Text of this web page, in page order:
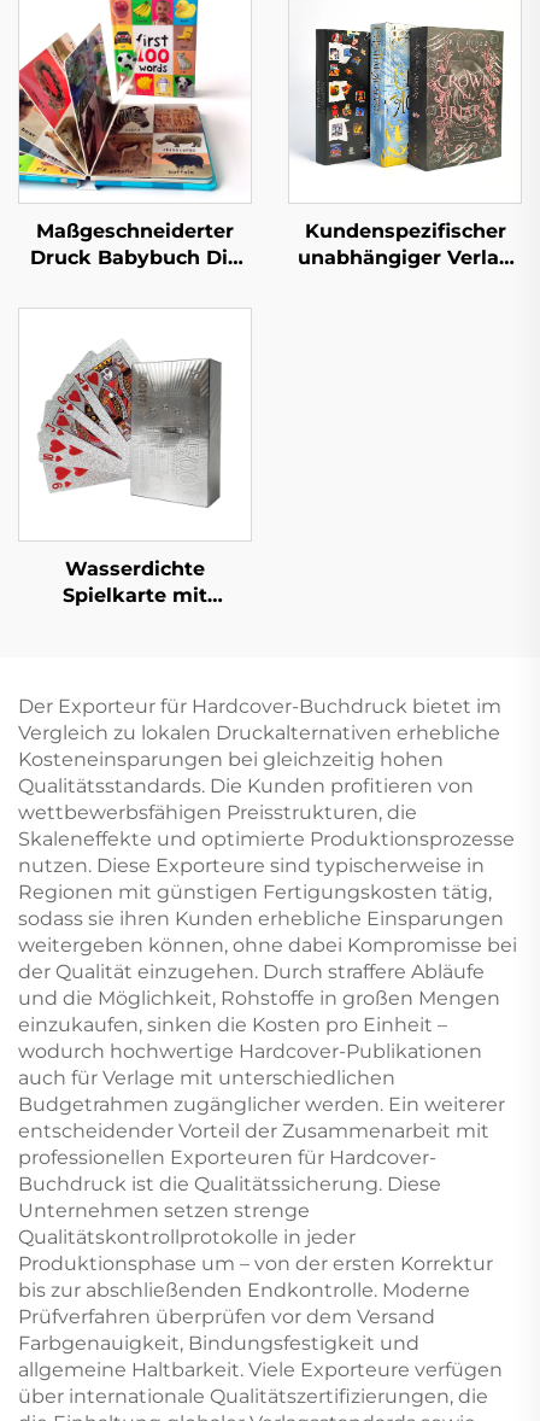
Maßgeschneiderter
Druck Babybuch Die
Wörter Lern-
Pappbilderbuch mit
Hartdeckel
Kundenspezifischer
unabhängiger Verlag
Wasserdichte
Spielkarte mit
Kunststoff,
benutzerdefinierte
Pokerspielkarte
Der Exporteur für Hardcover-Buchdruck bietet im
Vergleich zu lokalen Druckalternativen erhebliche
Kosteneinsparungen bei gleichzeitig hohen
Qualitätsstandards. Die Kunden profitieren von
wettbewerbsfähigen Preisstrukturen, die
Skaleneffekte und optimierte Produktionsprozesse
nutzen. Diese Exporteure sind typischerweise in
Regionen mit günstigen Fertigungskosten tätig,
sodass sie ihren Kunden erhebliche Einsparungen
weitergeben können, ohne dabei Kompromisse bei
der Qualität einzugehen. Durch straffere Abläufe
und die Möglichkeit, Rohstoffe in großen Mengen
einzukaufen, sinken die Kosten pro Einheit –
wodurch hochwertige Hardcover-Publikationen
auch für Verlage mit unterschiedlichen
Budgetrahmen zugänglicher werden. Ein weiterer
entscheidender Vorteil der Zusammenarbeit mit
professionellen Exporteuren für Hardcover-
Buchdruck ist die Qualitätssicherung. Diese
Unternehmen setzen strenge
Qualitätskontrollprotokolle in jeder
Produktionsphase um – von der ersten Korrektur
bis zur abschließenden Endkontrolle. Moderne
Prüfverfahren überprüfen vor dem Versand
Farbgenauigkeit, Bindungsfestigkeit und
allgemeine Haltbarkeit. Viele Exporteure verfügen
über internationale Qualitätszertifizierungen, die